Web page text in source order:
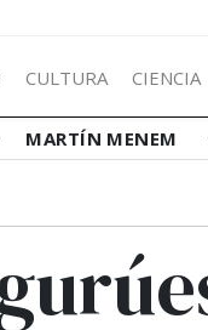
CULTURA CIENCIA
MARTÍN MENEM